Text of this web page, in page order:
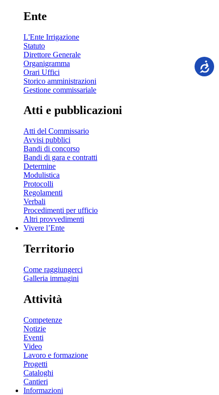
Ente
L'Ente Irrigazione
Statuto
Direttore Generale
Organigramma
Orari Uffici
Storico amministrazioni
Gestione commissariale
Atti e pubblicazioni
Atti del Commissario
Avvisi pubblici
Bandi di concorso
Bandi di gara e contratti
Determine
Modulistica
Protocolli
Regolamenti
Verbali
Procedimenti per ufficio
Altri provvedimenti
Vivere l’Ente
Territorio
Come raggiungerci
Galleria immagini
Attività
Competenze
Notizie
Eventi
Video
Lavoro e formazione
Progetti
Cataloghi
Cantieri
Informazioni